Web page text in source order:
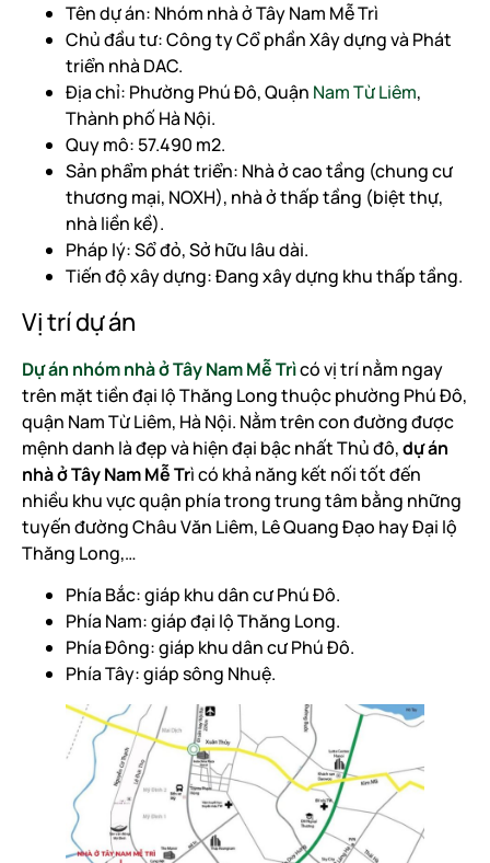
Tên dự án: Nhóm nhà ở Tây Nam Mễ Trì
Chủ đầu tư: Công ty Cổ phần Xây dựng và Phát
triển nhà DAC.
Địa chỉ: Phường Phú Đô, Quận Nam Từ Liêm,
Thành phố Hà Nội.
Quy mô: 57.490 m2.
Sản phẩm phát triển: Nhà ở cao tầng (chung cư
thương mại, NOXH), nhà ở thấp tầng (biệt thự,
nhà liền kề).
Pháp lý: Sổ đỏ, Sở hữu lâu dài.
Tiến độ xây dựng: Đang xây dựng khu thấp tầng.
Vị trí dự án
Dự án nhóm nhà ở Tây Nam Mễ Trìcó vị trí nằm ngay
trên mặt tiền đại lộ Thăng Long thuộc phường Phú Đô,
quận Nam Từ Liêm, Hà Nội. Nằm trên con đường được
mệnh danh là đẹp và hiện đại bậc nhất Thủ đô,dự án
nhà ở Tây Nam Mễ Trì có khả năng kết nối tốt đến
nhiều khu vực quận phía trong trung tâm bằng những
tuyến đường Châu Văn Liêm, Lê Quang Đạo hay Đại lộ
Thăng Long,…
Phía Bắc: giáp khu dân cư Phú Đô.
Phía Nam: giáp đại lộ Thăng Long.
Phía Đông: giáp khu dân cư Phú Đô.
Phía Tây: giáp sông Nhuệ.